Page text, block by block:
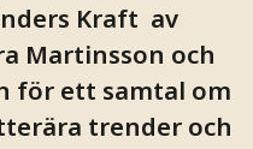
Kraft av
Martinsson och
för ett samtal om
trender och